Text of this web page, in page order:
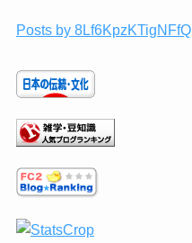
Posts by 8Lf6KpzKTigNFfQ